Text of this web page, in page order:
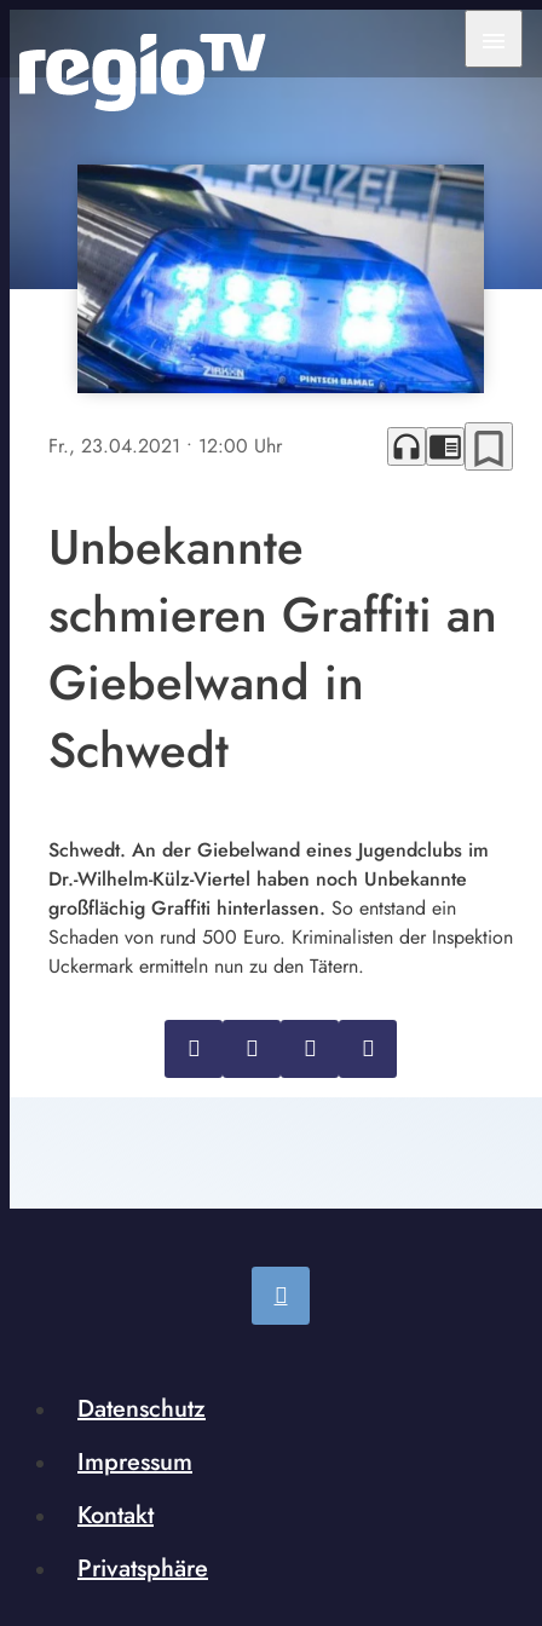
Fr., 23.04.2021 • 12:00 Uhr headphones chrome_reader_mode bookmark_border
Unbekannte
schmieren Graffiti an
Giebelwand in
Schwedt
Schwedt. An der Giebelwand eines Jugendclubs im
Dr.-Wilhelm-Külz-Viertel haben noch Unbekannte
großflächig Graffiti hinterlassen. So entstand ein
Schaden von rund 500 Euro. Kriminalisten der Inspektion
Uckermark ermitteln nun zu den Tätern.
Datenschutz
Impressum
Kontakt
Privatsphäre